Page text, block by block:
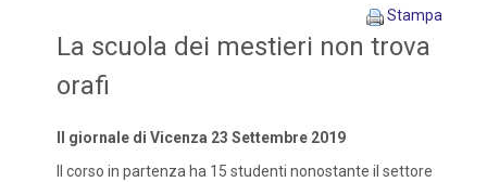
Stampa
La scuola dei mestieri non trova
orafi
Il giornale di Vicenza 23 Settembre 2019
Il corso in partenza ha 15 studenti nonostante il settore